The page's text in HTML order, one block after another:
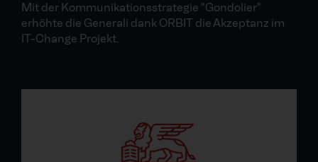
Mit der Kommunikationsstrategie "Gondolier"
erhöhte die Generali dank ORBIT die Akzeptanz im
IT-Change Projekt.